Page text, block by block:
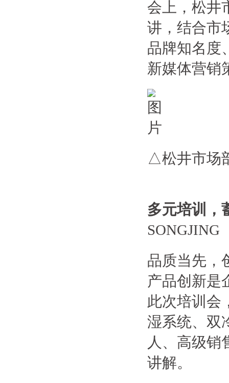
会上，松井
讲，结合市
品牌知名度
新媒体营销
△松井市场
多元培训，
SONGJING
品质当先，
产品创新是
此次培训会
湿系统、双
人、高级销
讲解。